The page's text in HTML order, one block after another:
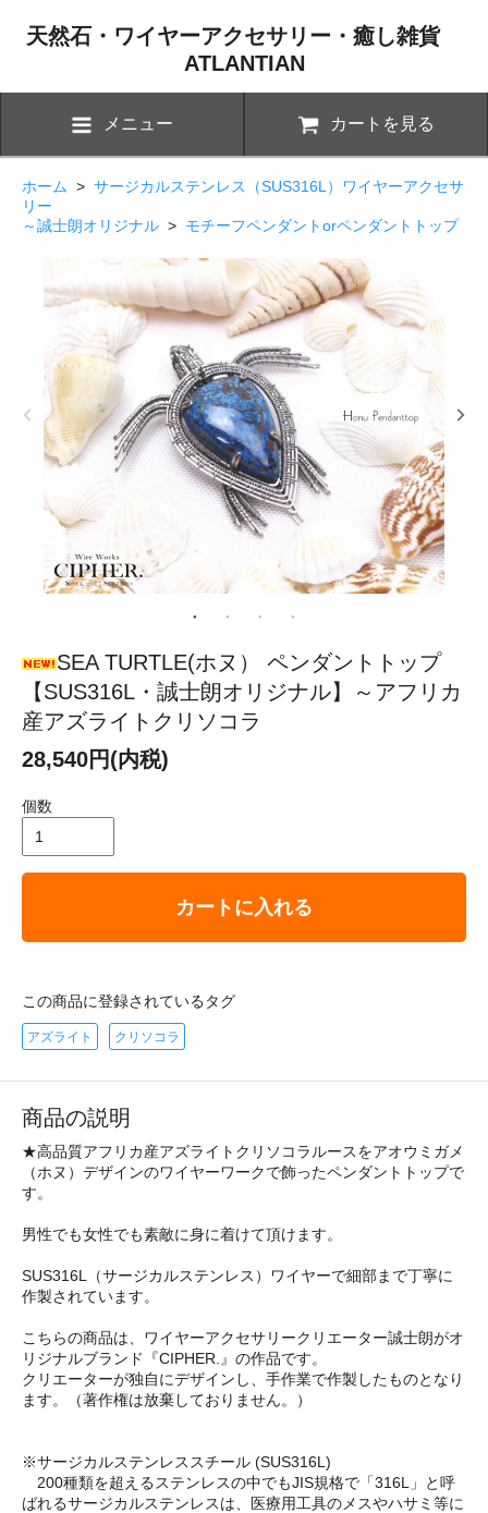
天然石・ワイヤーアクセサリー・癒し雑貨
ATLANTIAN
メニュー カートを見る
ホーム > サージカルステンレス（SUS316L）ワイヤーアクセサ
リー
～誠士朗オリジナル > モチーフペンダントorペンダントトップ
SEA TURTLE(ホヌ） ペンダントトップ
【SUS316L・誠士朗オリジナル】～アフリカ
産アズライトクリソコラ
28,540円(内税)
個数
カートに入れる
この商品に登録されているタグ
アズライト クリソコラ
商品の説明
★高品質アフリカ産アズライトクリソコラルースをアオウミガメ
（ホヌ）デザインのワイヤーワークで飾ったペンダントトップで
す。
男性でも女性でも素敵に身に着けて頂けます。
SUS316L（サージカルステンレス）ワイヤーで細部まで丁寧に
作製されています。
こちらの商品は、ワイヤーアクセサリークリエーター誠士朗がオ
リジナルブランド『CIPHER.』の作品です。
クリエーターが独自にデザインし、手作業で作製したものとなり
ます。（著作権は放棄しておりません。）
※サージカルステンレススチール (SUS316L)
200種類を超えるステンレスの中でもJIS規格で「316L」と呼
ばれるサージカルステンレスは、医療用工具のメスやハサミ等に